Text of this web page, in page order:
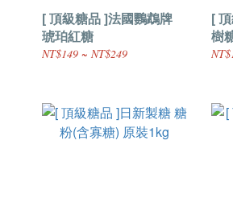
[ 頂級糖品 ]法國鸚鵡牌
琥珀紅糖
NT$149 ~ NT$249
[
樹